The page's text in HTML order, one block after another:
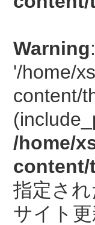
Warning
'/home/
content/
/home/
content/
指定さ
サイト